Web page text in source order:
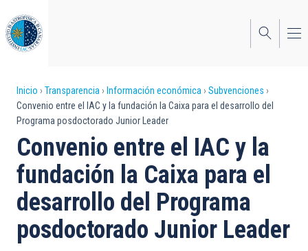
al
contenido
principal
Sobrescribir
enlaces
de
ayuda
a
la
navegación
Inicio Transparencia Información económica
Subvenciones
Convenio entre el IAC y la fundación la Caixa para el desarrollo del
Programa posdoctorado Junior Leader
Convenio entre el IAC y la
fundación la Caixa para el
desarrollo del Programa
posdoctorado Junior Leader